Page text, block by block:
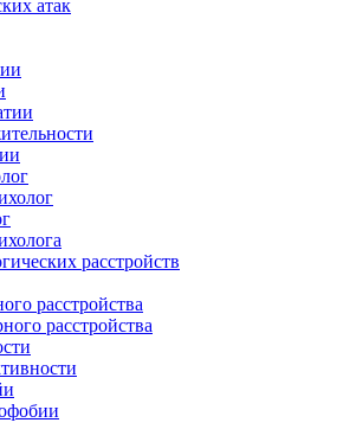
атак
расстройств
расстройства
расстройства